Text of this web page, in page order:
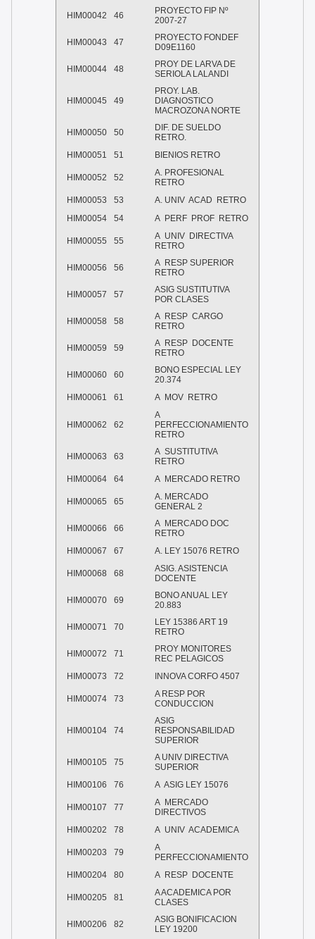
HIM00042 46
PROYECTO FIP Nº
2007-27
HIM00043 47
PROYECTO FONDEF
D09E1160
HIM00044 48
PROY DE LARVA DE
SERIOLA LALANDI
HIM00045 49
PROY. LAB.
DIAGNOSTICO
MACROZONA NORTE
HIM00050 50
DIF. DE SUELDO
RETRO.
HIM00051
51 BIENIOS RETRO
HIM00052 52
A. PROFESIONAL
RETRO
HIM00053
53
A. UNIV ACAD RETRO
HIM00054
54 A PERF PROF RETRO
HIM00055 55
A UNIV DIRECTIVA
RETRO
HIM00056 56
A RESP SUPERIOR
RETRO
HIM00057 57
ASIG SUSTITUTIVA
POR CLASES
HIM00058 58
A RESP CARGO
RETRO
HIM00059 59
A RESP DOCENTE
RETRO
HIM00060 60
BONO ESPECIAL LEY
20.374
HIM00061
61 A MOV RETRO
HIM00062 62
A
PERFECCIONAMIENTO
RETRO
HIM00063 63
A SUSTITUTIVA
RETRO
HIM00064
64 A MERCADO RETRO
HIM00065 65
A. MERCADO
GENERAL 2
HIM00066 66
A MERCADO DOC
RETRO
HIM00067
67 A. LEY 15076 RETRO
HIM00068 68
ASIG. ASISTENCIA
DOCENTE
HIM00070 69
BONO ANUAL LEY
20.883
HIM00071 70
LEY 15386 ART 19
RETRO
HIM00072 71
PROY MONITORES
REC PELAGICOS
HIM00073
72 INNOVA CORFO 4507
HIM00074 73
A RESP POR
CONDUCCION
HIM00104 74
ASIG
RESPONSABILIDAD
SUPERIOR
HIM00105 75
A UNIV DIRECTIVA
SUPERIOR
HIM00106
76 A ASIG LEY 15076
HIM00107 77
A MERCADO
DIRECTIVOS
HIM00202
78 A UNIV ACADEMICA
HIM00203 79
A
PERFECCIONAMIENTO
HIM00204
80 A RESP DOCENTE
HIM00205 81
A ACADEMICA POR
CLASES
HIM00206 82
ASIG BONIFICACION
LEY 19200